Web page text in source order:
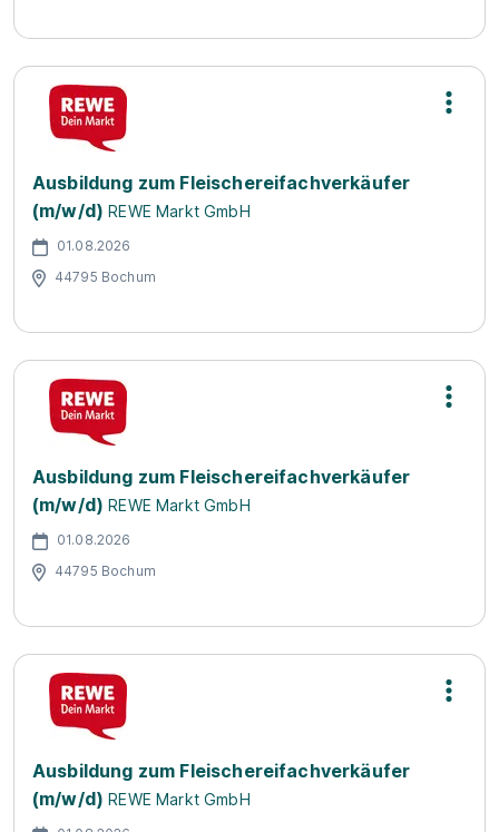
Ausbildung zum Fleischereifachverkäufer
(m/w/d) REWE Markt GmbH
01.08.2026
44795 Bochum
Ausbildung zum Fleischereifachverkäufer
(m/w/d) REWE Markt GmbH
01.08.2026
44795 Bochum
Ausbildung zum Fleischereifachverkäufer
(m/w/d) REWE Markt GmbH